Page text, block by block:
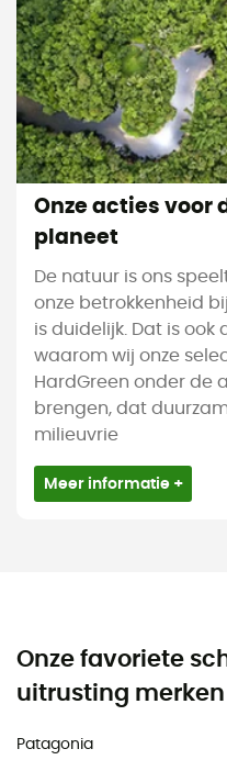
Onze acties voor
planeet
De natuur is ons
onze betrokkenheid
is duidelijk. Dat is ook
waarom wij onze
HardGreen onder de
brengen, dat
milieuvrie
Meer informatie +
Onze favoriete
uitrusting merken
Patagonia